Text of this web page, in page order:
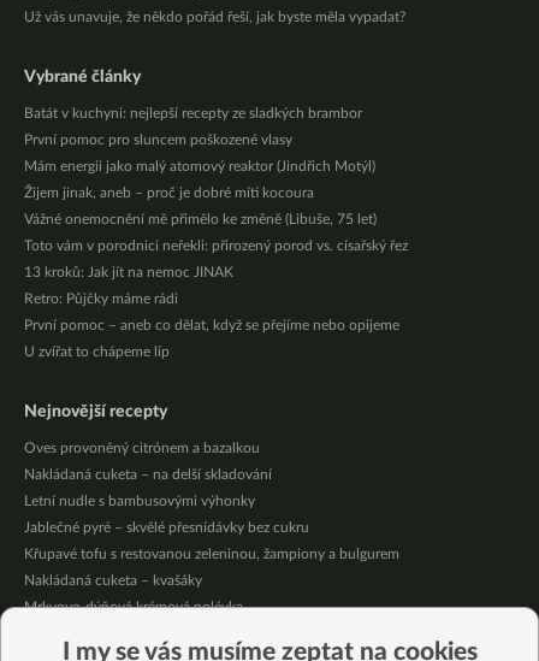
Už vás unavuje, že někdo pořád řeší, jak byste měla vypadat?
Vybrané články
Batát v kuchyni: nejlepší recepty ze sladkých brambor
První pomoc pro sluncem poškozené vlasy
Mám energii jako malý atomový reaktor (Jindřich Motýl)
Žijem jinak, aneb – proč je dobré míti kocoura
Vážné onemocnění mě přimělo ke změně (Libuše, 75 let)
Toto vám v porodnici neřekli: přirozený porod vs. císařský řez
13 kroků: Jak jít na nemoc JINAK
Retro: Půjčky máme rádi
První pomoc – aneb co dělat, když se přejíme nebo opijeme
U zvířat to chápeme líp
Nejnovější recepty
Oves provoněný citrónem a bazalkou
Nakládaná cuketa – na delší skladování
Letní nudle s bambusovými výhonky
Jablečné pyré – skvělé přesnídávky bez cukru
Křupavé tofu s restovanou zeleninou, žampiony a bulgurem
Nakládaná cuketa – kvašáky
Mrkvovo-dýňová krémová polévka
I my se vás musíme zeptat na cookies